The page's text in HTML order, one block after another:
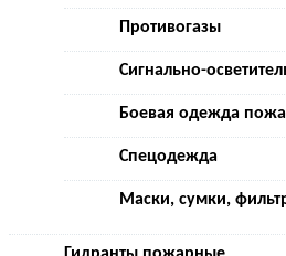
Противогазы
Сигнально-
Боевая одежда
Спецодежда
Маски, сумки,